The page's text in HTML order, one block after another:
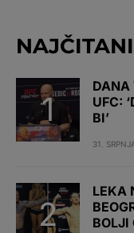
DANA
UFC:
BI’
31.
LEKA
BOLJI